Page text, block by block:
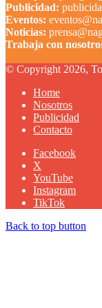
Publicidad:
Eventos:
Noticias:
Trabaja con
© Copyright 2026,
Home
Nosotros
Publicidad
Contacto
Facebook
X
YouTube
Instagram
TikTok
Back to top button